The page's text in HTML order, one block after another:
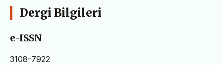
Dergi Bilgileri
e-ISSN
3108-7922